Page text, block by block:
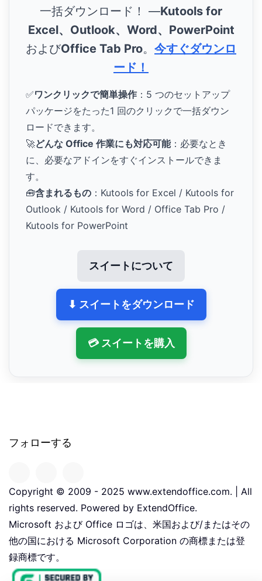
一括ダウンロード！ ―Kutools for
Excel、Outlook、Word、PowerPoint
およびOffice Tab Pro。 今すぐダウンロ
ード！
✅ワンクリックで簡単操作 ：5 つのセットアップ
パッケージをたった1 回のクリックで一括ダウン
ロードできます。
🚀どんな Office 作業にも対応可能：必要なとき
に、必要なアドインをすぐインストールできま
す。
🧰含まれるもの ：Kutools for Excel / Kutools for
Outlook / Kutools for Word / Office Tab Pro /
Kutools for PowerPoint
スイートについて
⬇ スイートをダウンロード
💳 スイートを購入
フォローする
Copyright © 2009 - 2025 www.extendoffice.com. | All
rights reserved. Powered by ExtendOffice.
Microsoft および Office ロゴは、米国および/またはその
他の国における Microsoft Corporation の商標または登
録商標です。